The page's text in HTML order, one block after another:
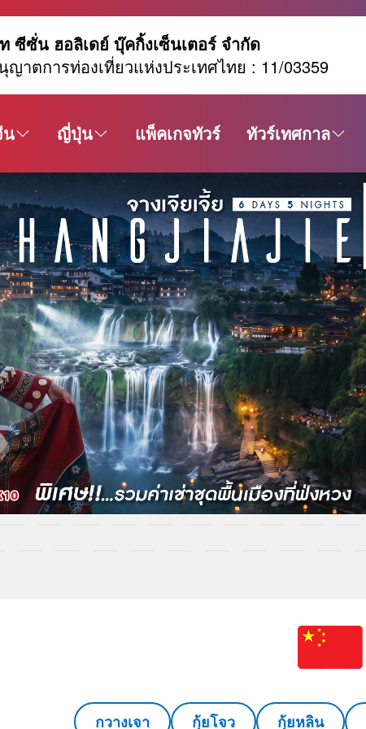
ซีซั่น ฮอลิเดย์ บุ๊คกิ้งเซ็นเตอร์ จำกัด
ญาตการท่องเที่ยวแห่งประเทศไทย : 11/03359
น ญี่ปุ่น แพ็คเกจทัวร์ ทัวร์เทศกาล
กวางเจา กุ้ยโจว กุ้ยหลิน